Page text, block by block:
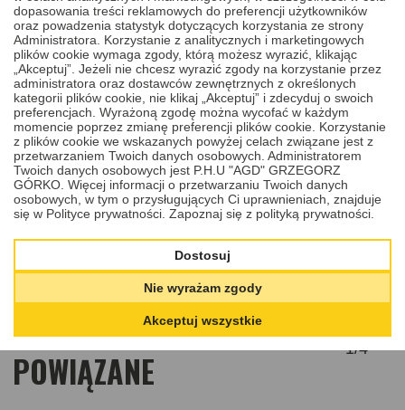
oryginalnego klucza ani jego zdjęcia – wystarczy odczytać i
przesłać kod umieszczony na zamku, a my wykonamy precyzyjnie
dopasowany klucz do Twojego boksu dachowego.
Cena
250,00 PLN DODAJDO KOSZYKA
PRODUKTY I USŁUGI
POWIĄZANE
1/4
dopasowania treści reklamowych do preferencji użytkowników
oraz powadzenia statystyk dotyczących korzystania ze strony
Administratora. Korzystanie z analitycznych i marketingowych
plików cookie wymaga zgody, którą możesz wyrazić, klikając
„Akceptuj”. Jeżeli nie chcesz wyrazić zgody na korzystanie przez
administratora oraz dostawców zewnętrznych z określonych
kategorii plików cookie, nie klikaj „Akceptuj” i zdecyduj o swoich
preferencjach. Wyrażoną zgodę można wycofać w każdym
momencie poprzez zmianę preferencji plików cookie. Korzystanie
z plików cookie we wskazanych powyżej celach związane jest z
przetwarzaniem Twoich danych osobowych. Administratorem
Twoich danych osobowych jest P.H.U "AGD" GRZEGORZ
GÓRKO. Więcej informacji o przetwarzaniu Twoich danych
osobowych, w tym o przysługujących Ci uprawnieniach, znajduje
się w Polityce prywatności. Zapoznaj się z polityką prywatności.
Dostosuj
Nie wyrażam zgody
Akceptuj wszystkie